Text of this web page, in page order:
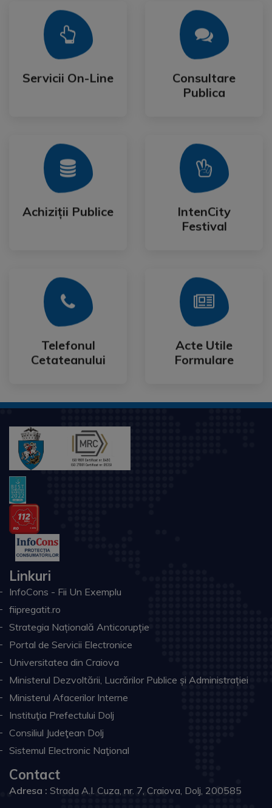
Servicii On-Line
Servicii On-Line
Mai Mult
Consultare
Publica
Consultare
Publica
Mai Mult
Achiziții Publice
Achiziții Publice
Mai Mult
IntenCity
Festival
IntenCity
Festival
Mai Mult
Telefonul
Cetateanului
Telefonul
Cetateanului
Mai Mult
Acte Utile
Formulare
Acte Utile
Formulare
Mai Mult
Linkuri
InfoCons - Fii Un Exemplu
fiipregatit.ro
Strategia Națională Anticorupție
Portal de Servicii Electronice
Universitatea din Craiova
Ministerul Dezvoltării, Lucrărilor Publice și Administrației
Ministerul Afacerilor Interne
Instituţia Prefectului Dolj
Consiliul Judeţean Dolj
Sistemul Electronic Naţional
Contact
Adresa : Strada A.I. Cuza, nr. 7, Craiova, Dolj, 200585